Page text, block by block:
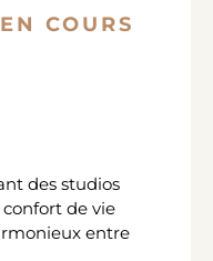
EN COURS
des studios
confort de vie
entre